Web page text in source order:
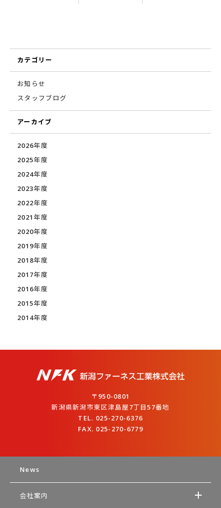
カテゴリー
お知らせ
スタッフブログ
アーカイブ
2026年度
2025年度
2024年度
2023年度
2022年度
2021年度
2020年度
2019年度
2018年度
2017年度
2016年度
2015年度
2014年度
〒950-0801
新潟県新潟市東区津島屋7丁目57番地
TEL. 025-270-6376
FAX. 025-270-6779
News
会社案内